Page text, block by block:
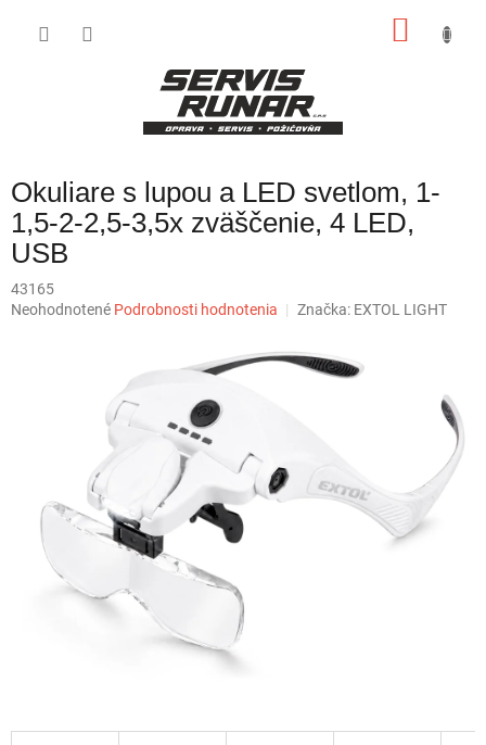
Okuliare s lupou a LED svetlom, 1-
1,5-2-2,5-3,5x zväščenie, 4 LED,
USB
43165
Priemerné
Neohodnotené Podrobnosti hodnotenia Značka: EXTOL LIGHT